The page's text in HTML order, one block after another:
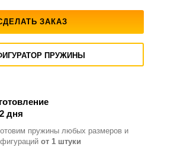
ЗАКАЗ
ПРУЖИНЫ
дня
пружины любых размеров и
от 1 штуки